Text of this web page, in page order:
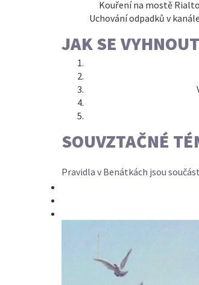
Kouření na mostě Rialto
Uchování odpadků v
JAK SE
SOUVZTAČNÉ
Pravidla v Benátkách jsou